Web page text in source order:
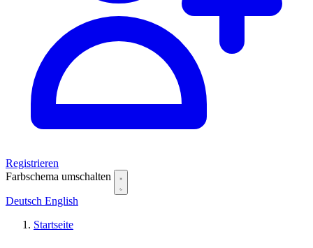
Registrieren
Farbschema umschalten
Deutsch English
Startseite